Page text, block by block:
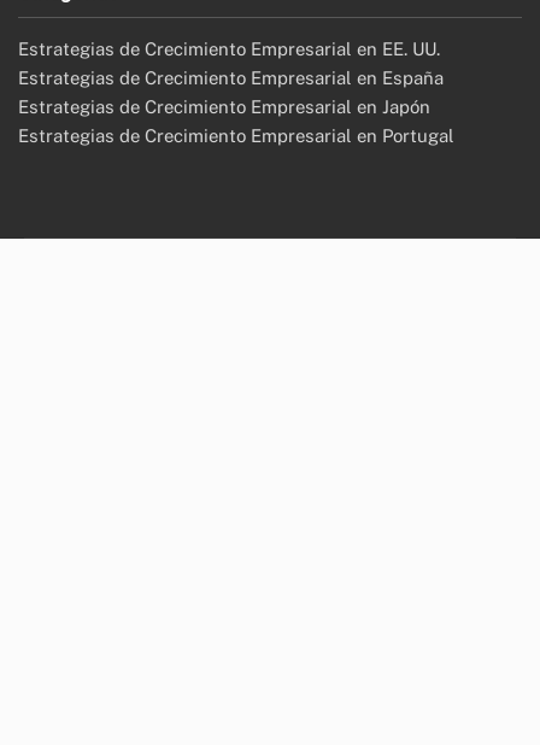
Estrategias de Crecimiento Empresarial en EE. UU.
Estrategias de Crecimiento Empresarial en España
Estrategias de Crecimiento Empresarial en Japón
Estrategias de Crecimiento Empresarial en Portugal